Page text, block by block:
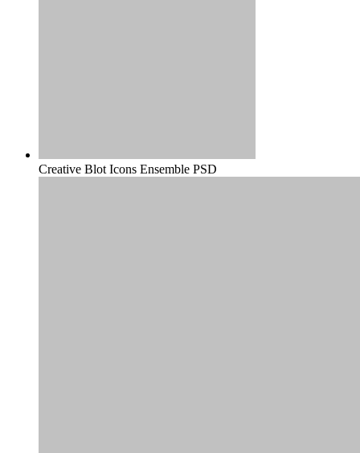
Creative Blot Icons Ensemble PSD